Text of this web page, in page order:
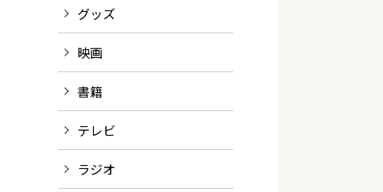
グッズ
映画
書籍
テレビ
ラジオ